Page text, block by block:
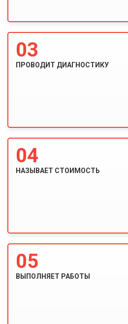
03
ПРОВОДИТ ДИАГНОСТИКУ
04
НАЗЫВАЕТ СТОИМОСТЬ
05
ВЫПОЛНЯЕТ РАБОТЫ